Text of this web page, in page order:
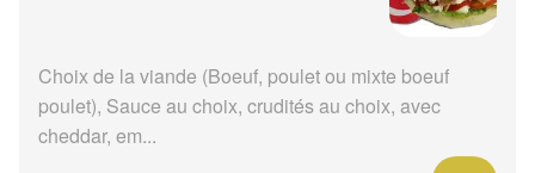
Choix de la viande (Boeuf, poulet ou mixte boeuf
poulet), Sauce au choix, crudités au choix, avec
cheddar, em...